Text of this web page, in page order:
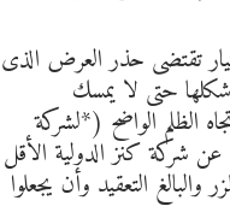
تقتضى حذر العرض الذى
حتى لا يمسك
الظلم الواضح (*لشركة
شركة كنز الدولية الأقل
التعقيد وأن يجعلوا